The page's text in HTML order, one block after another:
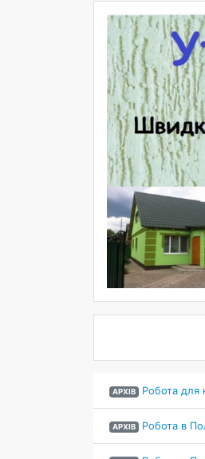
АРХІВ Робота для
АРХІВ Робота в